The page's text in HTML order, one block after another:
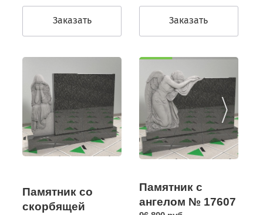
Заказать Заказать
Памятник со
скорбящей
Памятник с
ангелом № 17607